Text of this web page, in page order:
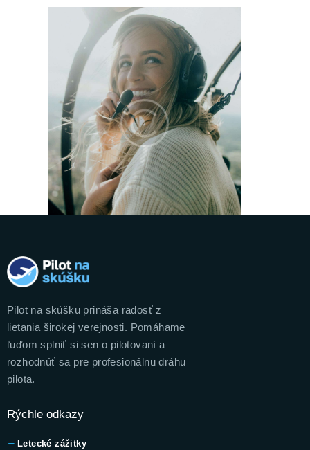
Pilot na skúšku prináša radosť z
lietania širokej verejnosti. Pomáhame
ľuďom splniť si sen o pilotovaní a
rozhodnúť sa pre profesionálnu dráhu
pilota.
Rýchle odkazy
Letecké zážitky